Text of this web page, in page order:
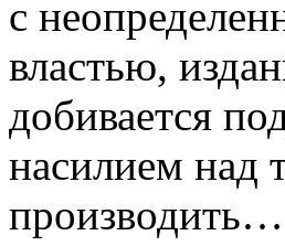
с
властью,
добивается
насилием над
производить…